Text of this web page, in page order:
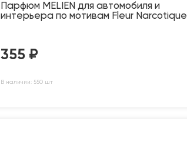
Парфюм MELIEN для автомобиля и
интерьера по мотивам Fleur Narcotique
355 ₽
В наличии: 550 шт